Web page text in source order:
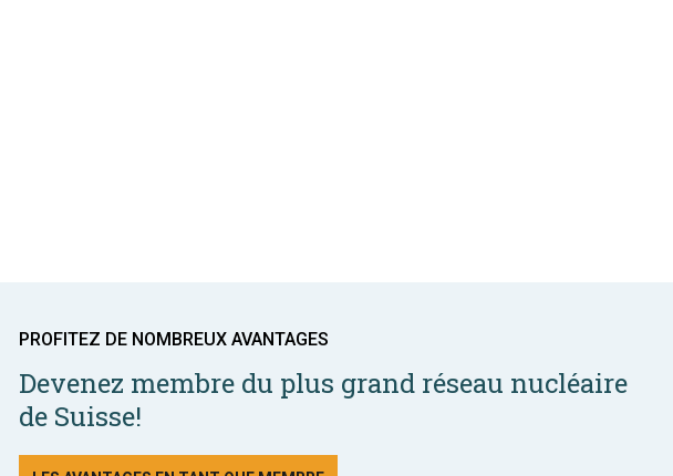
PROFITEZ DE NOMBREUX AVANTAGES
Devenez membre du plus grand réseau nucléaire
de Suisse!